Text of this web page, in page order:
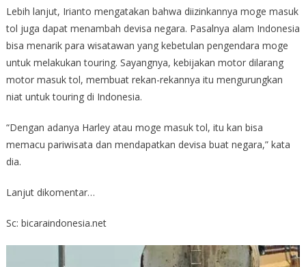
Lebih lanjut, Irianto mengatakan bahwa diizinkannya moge masuk
tol juga dapat menambah devisa negara. Pasalnya alam Indonesia
bisa menarik para wisatawan yang kebetulan pengendara moge
untuk melakukan touring. Sayangnya, kebijakan motor dilarang
motor masuk tol, membuat rekan-rekannya itu mengurungkan
niat untuk touring di Indonesia.
“Dengan adanya Harley atau moge masuk tol, itu kan bisa
memacu pariwisata dan mendapatkan devisa buat negara,” kata
dia.
Lanjut dikomentar…
Sc: bicaraindonesia.net